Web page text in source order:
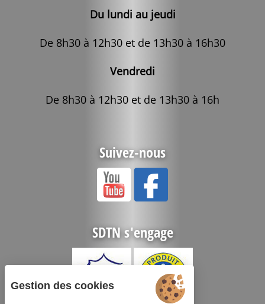
Du lundi au jeudi
De 8h30 à 12h30 et de 13h30 à 16h30
Vendredi
De 8h30 à 12h30 et de 13h30 à 16h
Suivez-nous
SDTN s'engage
Gestion des cookies